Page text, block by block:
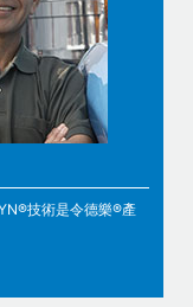
技術是令德樂®產